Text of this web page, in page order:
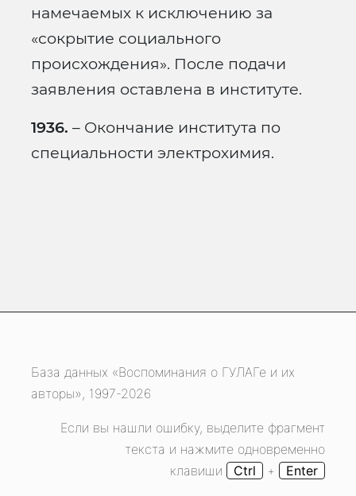
намечаемых к исключению за
«сокрытие социального
происхождения». После подачи
заявления оставлена в институте.
1936. – Окончание института по
специальности электрохимия.
База данных «Воспоминания о ГУЛАГе и их
авторы», 1997-2026
Если вы нашли ошибку, выделите фрагмент
текста и нажмите одновременно
клавиши
Ctrl + Enter